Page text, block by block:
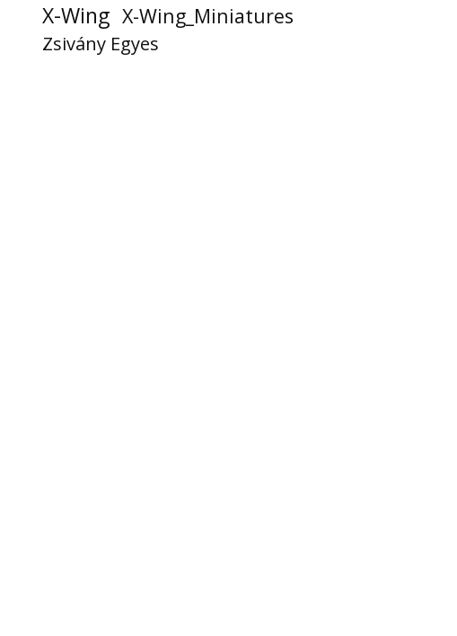
X-Wing X-Wing_Miniatures
Zsivány Egyes